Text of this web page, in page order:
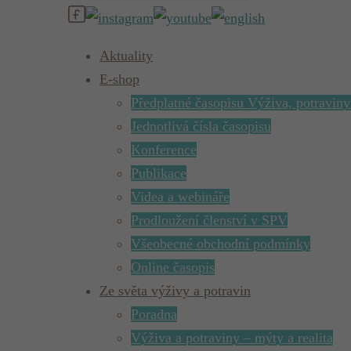
Aktuality
E-shop
Předplatné časopisu Výživa,
Jednotlivá čísla časopisu
Konference
Publikace
Videa a webináře
Prodloužení členství v SPV
Všeobecné obchodní podmínky
Online časopis
Ze světa výživy a potravin
Poradna
Výživa a potraviny – mýty a realita